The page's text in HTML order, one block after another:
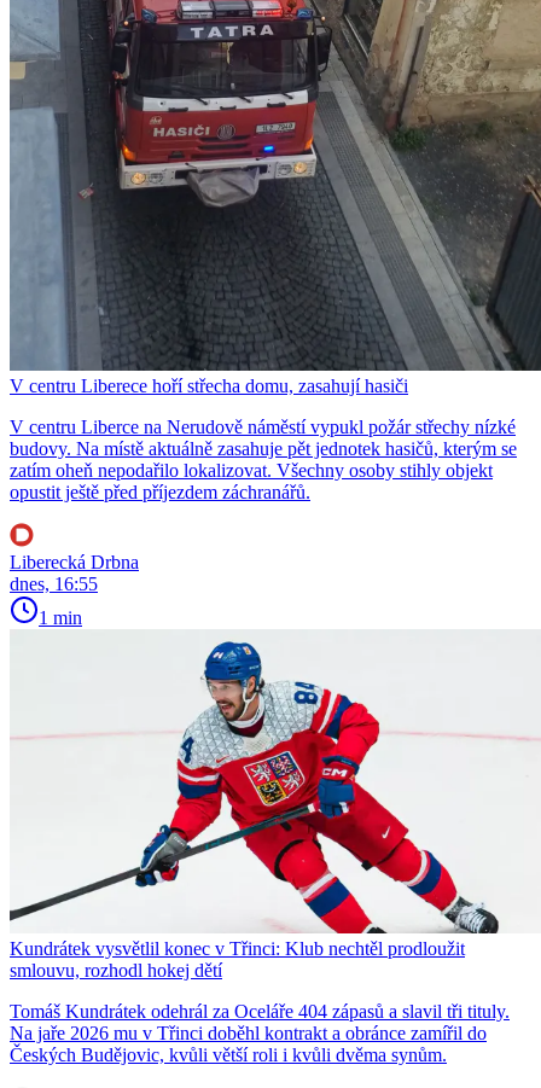
V centru Liberece hoří střecha domu, zasahují hasiči
V centru Liberce na Nerudově náměstí vypukl požár střechy nízké
budovy. Na místě aktuálně zasahuje pět jednotek hasičů, kterým se
zatím oheň nepodařilo lokalizovat. Všechny osoby stihly objekt
opustit ještě před příjezdem záchranářů.
Liberecká Drbna
dnes, 16:55
1 min
Kundrátek vysvětlil konec v Třinci: Klub nechtěl prodloužit
smlouvu, rozhodl hokej dětí
Tomáš Kundrátek odehrál za Oceláře 404 zápasů a slavil tři tituly.
Na jaře 2026 mu v Třinci doběhl kontrakt a obránce zamířil do
Českých Budějovic, kvůli větší roli i kvůli dvěma synům.